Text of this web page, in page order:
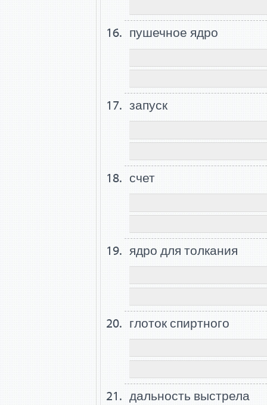
пушечное ядро
запуск
счет
ядро для толкания
глоток спиртного
дальность выстрела